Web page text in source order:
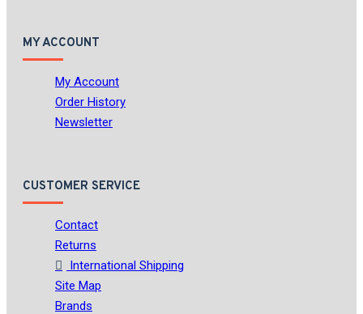
MY ACCOUNT
My Account
Order History
Newsletter
CUSTOMER SERVICE
Contact
Returns
International Shipping
Site Map
Brands